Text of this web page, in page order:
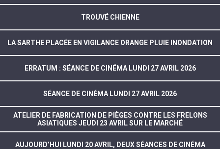
TROUVÉ CHIENNE
LA SARTHE PLACÉE EN VIGILANCE ORANGE PLUIE INONDATION
ERRATUM : SÉANCE DE CINÉMA LUNDI 27 AVRIL 2026
SÉANCE DE CINÉMA LUNDI 27 AVRIL 2026
ATELIER DE FABRICATION DE PIÈGES CONTRE LES FRELONS
ASIATIQUES JEUDI 23 AVRIL SUR LE MARCHÉ
AUJOURD’HUI LUNDI 20 AVRIL, DEUX SÉANCES DE CINÉMA